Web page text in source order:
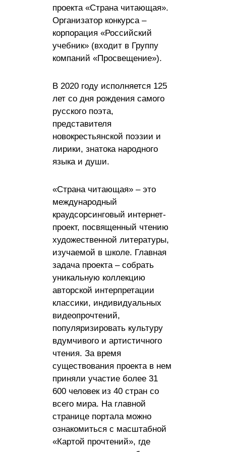
проекта «Страна читающая».
Организатор конкурса –
корпорация «Российский
учебник» (входит в Группу
компаний «Просвещение»).
В 2020 году исполняется 125
лет со дня рождения самого
русского поэта,
представителя
новокрестьянской поэзии и
лирики, знатока народного
языка и души.
«Страна читающая» – это
международный
краудсорсинговый интернет-
проект, посвященный чтению
художественной литературы,
изучаемой в школе. Главная
задача проекта – собрать
уникальную коллекцию
авторской интерпретации
классики, индивидуальных
видеопрочтений,
популяризировать культуру
вдумчивого и артистичного
чтения. За время
существования проекта в нем
приняли участие более 31
600 человек из 40 стран со
всего мира. На главной
странице портала можно
ознакомиться с масштабной
«Картой прочтений», где